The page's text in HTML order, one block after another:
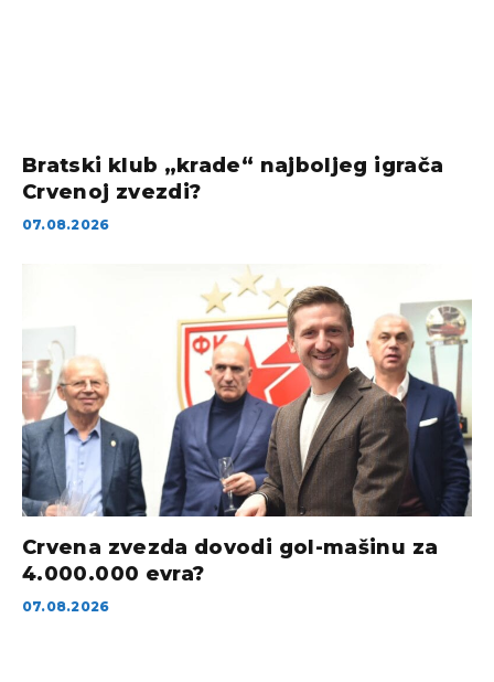
Bratski klub „krade“ najboljeg igrača
Crvenoj zvezdi?
07.08.2026
Crvena zvezda dovodi gol-mašinu za
4.000.000 evra?
07.08.2026